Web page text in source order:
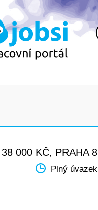
000 KČ, PRAHA 8
Plný úvazek